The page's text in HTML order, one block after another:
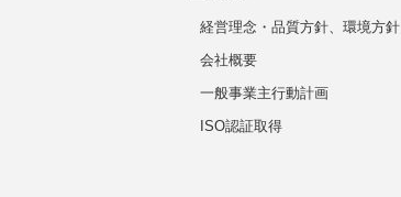
経営理念・品質方針、環境方針
会社概要
一般事業主行動計画
ISO認証取得